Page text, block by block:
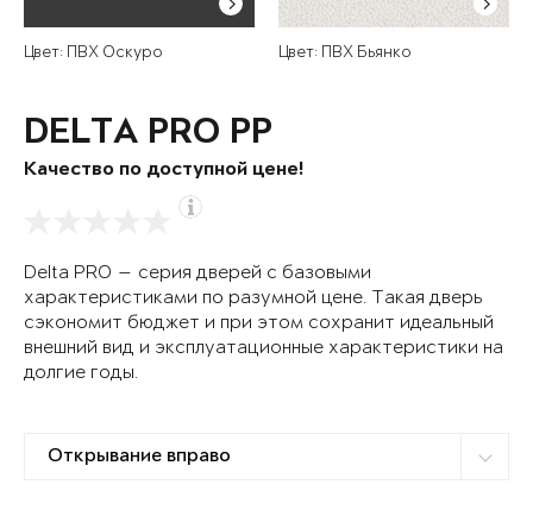
Цвет: ПВХ Оскуро Цвет: ПВХ Бьянко
DELTA PRO PP
Качество по доступной цене!
Delta PRO — серия дверей с базовыми
характеристиками по разумной цене. Такая дверь
сэкономит бюджет и при этом сохранит идеальный
внешний вид и эксплуатационные характеристики на
долгие годы.